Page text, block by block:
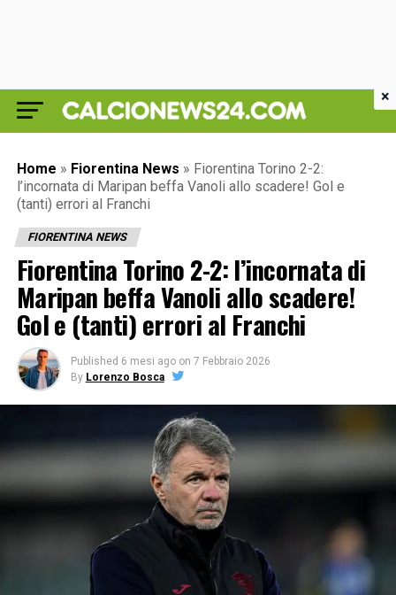
Home » Fiorentina News » Fiorentina Torino 2-2:
l’incornata di Maripan beffa Vanoli allo scadere! Gol e
(tanti) errori al Franchi
FIORENTINA NEWS
Fiorentina Torino 2-2: l’incornata di
Maripan beffa Vanoli allo scadere!
Gol e (tanti) errori al Franchi
Published 6 mesi ago on 7 Febbraio 2026
By Lorenzo Bosca
×